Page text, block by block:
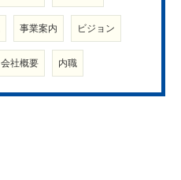
事業案内 ビジョン
会社概要 内職